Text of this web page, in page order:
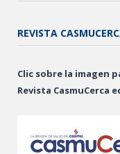
REVISTA
Clic sobre la imagen
Revista CasmuCerca